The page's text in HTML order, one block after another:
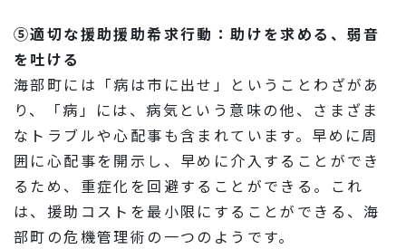
⑤適切な援助援助希求行動：助けを求める、弱音
を吐ける
海部町には「病は市に出せ」ということわざがあ
り、「病」には、病気という意味の他、さまざま
なトラブルや心配事も含まれています。早めに周
囲に心配事を開示し、早めに介入することができ
るため、重症化を回避することができる。これ
は、援助コストを最小限にすることができる、海
部町の危機管理術の一つのようです。